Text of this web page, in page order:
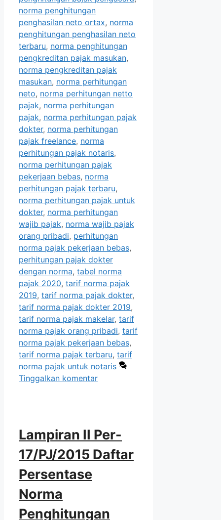
norma penghitungan
penghasilan neto ortax, norma
penghitungan penghasilan neto
terbaru, norma penghitungan
pengkreditan pajak masukan,
norma pengkreditan pajak
masukan, norma perhitungan
neto, norma perhitungan netto
pajak, norma perhitungan
pajak, norma perhitungan pajak
dokter, norma perhitungan
pajak freelance, norma
perhitungan pajak notaris,
norma perhitungan pajak
pekerjaan bebas, norma
perhitungan pajak terbaru,
norma perhitungan pajak untuk
dokter, norma perhitungan
wajib pajak, norma wajib pajak
orang pribadi, perhitungan
norma pajak pekerjaan bebas,
perhitungan pajak dokter
dengan norma, tabel norma
pajak 2020, tarif norma pajak
2019, tarif norma pajak dokter,
tarif norma pajak dokter 2019,
tarif norma pajak makelar, tarif
norma pajak orang pribadi, tarif
norma pajak pekerjaan bebas,
tarif norma pajak terbaru, tarif
norma pajak untuk notaris
Tinggalkan komentar
Lampiran II Per-
17/PJ/2015 Daftar
Persentase
Norma
Penghitungan